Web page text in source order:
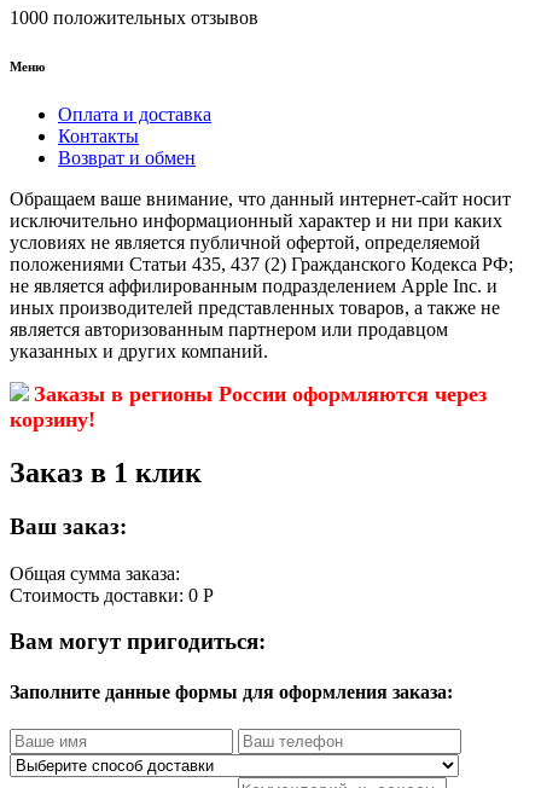
1000 положительных отзывов
Меню
Оплата и доставка
Контакты
Возврат и обмен
Обращаем ваше внимание, что данный интернет-сайт носит
исключительно информационный характер и ни при каких
условиях не является публичной офертой, определяемой
положениями Статьи 435, 437 (2) Гражданского Кодекса РФ;
не является аффилированным подразделением Apple Inc. и
иных производителей представленных товаров, а также не
является авторизованным партнером или продавцом
указанных и других компаний.
Заказы в регионы России оформляются через
корзину!
Заказ в 1 клик
Ваш заказ:
Общая сумма заказа:
Стоимость доставки: 0 Р
Вам могут пригодиться:
Заполните данные формы для оформления заказа: